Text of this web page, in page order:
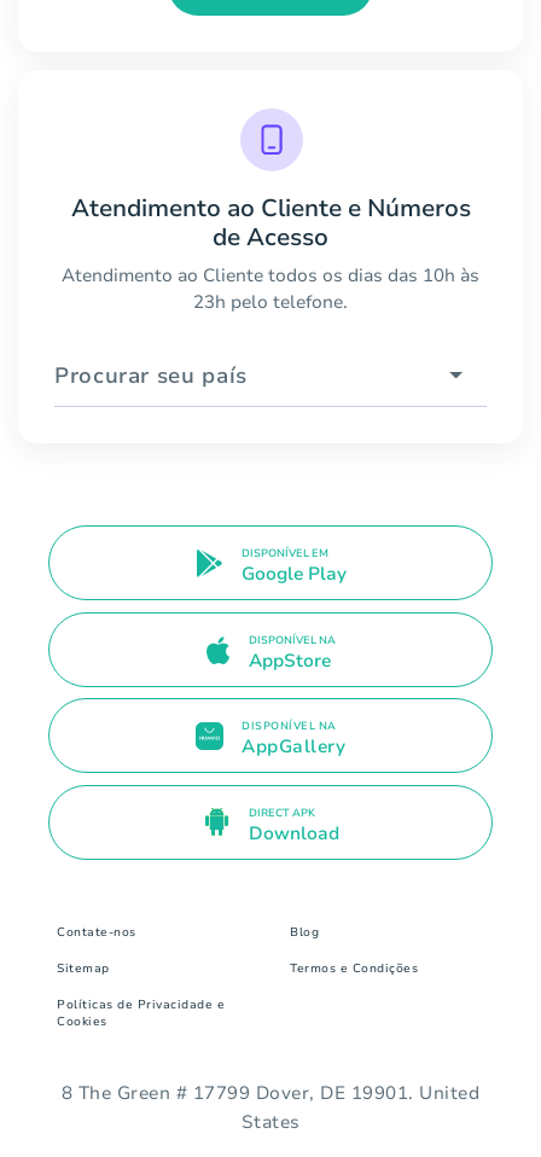
Atendimento ao Cliente e Números
de Acesso
Atendimento ao Cliente todos os dias das 10h às
23h pelo telefone.
Procurar seu país
DISPONÍVEL EM
Google Play
DISPONÍVEL NA
AppStore
DISPONÍVEL NA
AppGallery
DIRECT APK
Download
Contate-nos Blog
Sitemap Termos e Condições
Políticas de Privacidade e
Cookies
8 The Green # 17799 Dover, DE 19901. United
States